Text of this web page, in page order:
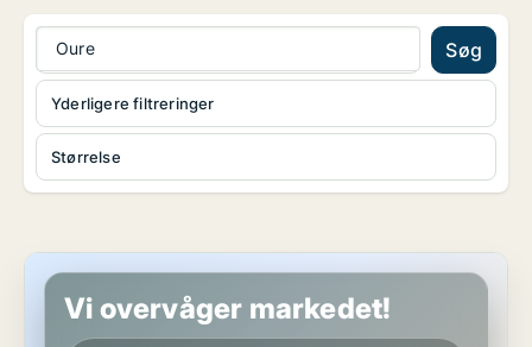
Oure Søg
Størrelse
Yderligere filtreringer
Lejlighed i Odense N
Vi overvåger markedet!